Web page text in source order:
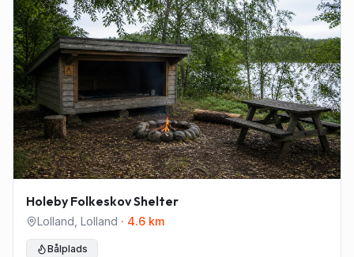
Holeby Folkeskov Shelter
Lolland Lolland · 4.6 km
Bålplads